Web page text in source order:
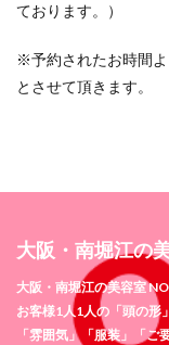
ております。）
※予約されたお時間
とさせて頂きます。
大阪・南堀江の
大阪・南堀江の美容室
お客様1人1人の「頭の形
「雰囲気」「服装」「ご